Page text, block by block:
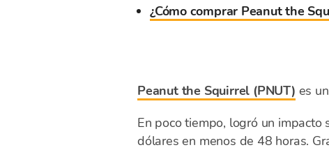
¿Cómo comprar Peanut the
Peanut the Squirrel (PNUT) es
En poco tiempo, logró un
dólares en menos de 48 horas.